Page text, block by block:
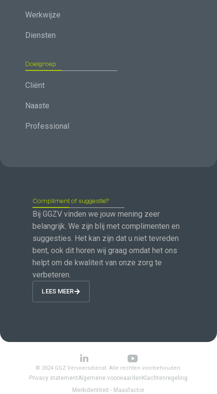
Werkwijze
Diensten
Doelgroep
Cliënt
Naaste
Professional
Compliment of suggestie?
Bij GGZV vinden we jouw mening zeer
belangrijk. We zijn blij met complimenten en
suggesties. Het kan zijn dat u niet tevreden
bent, ook dit horen wij graag omdat het ons
helpt om de kwaliteit van onze zorg te
verbeteren.
LEES MEER
© 2024 GGZ Vervoersdienst. Alle rechten voorbehouden.
Privacy statementAlgemene voorwaarden Klachtenregeling
Merkidentiteit - Maasfactor